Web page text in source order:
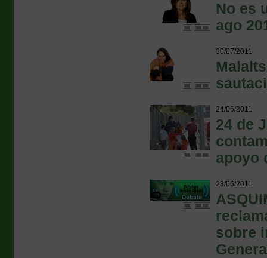
No es
ago
30/07/2011
24/06/2011
24 de
apoyo
23/06/2011
sobre